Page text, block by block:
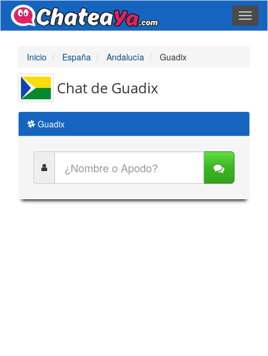
Inicio España Andalucía Guadix
Chat de Guadix
Guadix